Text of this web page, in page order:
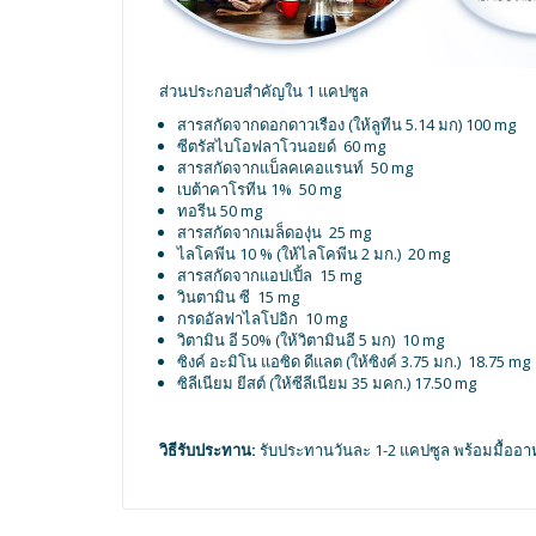
ส่วนประกอบสำคัญใน 1 แคปซูล
สารสกัดจากดอกดาวเรือง (ให้ลูทีน 5.14 มก) 100 mg
ซีตรัสไบโอฟลาโวนอยด์ 60 mg
สารสกัดจากแบ็ลคเคอแรนท์ 50 mg
เบต้าคาโรทีน 1% 50 mg
ทอรีน 50 mg
สารสกัดจากเมล็ดองุ่น 25 mg
ไลโคพีน 10 % (ให้ไลโคพีน 2 มก.) 20 mg
สารสกัดจากแอปเปิ้ล 15 mg
วินตามิน ซี 15 mg
กรดอัลฟาไลโปอิก 10 mg
วิตามิน อี 50% (ให้วิตามินอี 5 มก) 10 mg
ซิงค์ อะมิโน แอซิด ดีแลต (ให้ซิงค์ 3.75 มก.) 18.75 mg
ซิลีเนียม ยีสต์ (ให้ซีลีเนียม 35 มคก.) 17.50 mg
วิธีรับประทาน: รับประทานวันละ 1-2 แคปซูล พร้อมมื้ออา